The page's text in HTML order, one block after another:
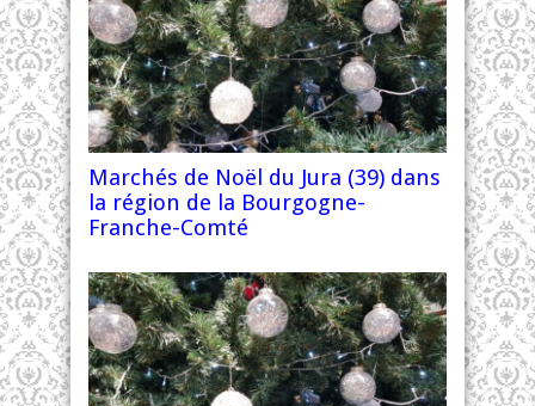
Marchés de Noël du Jura (39) dans
la région de la Bourgogne-
Franche-Comté